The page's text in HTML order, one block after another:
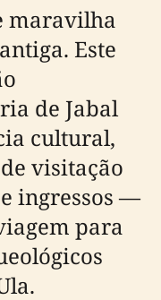
maravilha
Este
de Jabal
cultural,
visitação
ingressos —
para